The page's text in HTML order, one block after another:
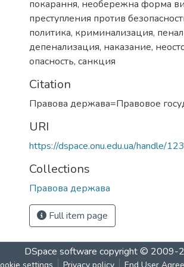
покарання, необережна форма
преступления против
политика, криминализация,
депенализация, наказание,
опасность, санкция
Citation
Правова держава=Правовое
URI
https://dspace.onu.edu.ua/handle/
Collections
Правова держава
Full item page
DSpace software copyright © 2009-